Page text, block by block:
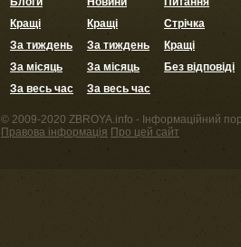
Кращі
За тиждень
За місяць
За весь час
Кращі
За тиждень
За місяць
За весь час
Стрічка
Кращі
Без відповіді
© 2009-2020 ZBROYA.info - Інформаційний
Правова інформація Про цей сайт